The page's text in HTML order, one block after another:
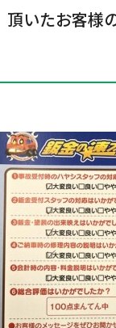
頂いたお客様